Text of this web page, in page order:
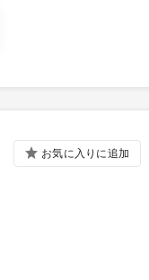
お気に入りに追加